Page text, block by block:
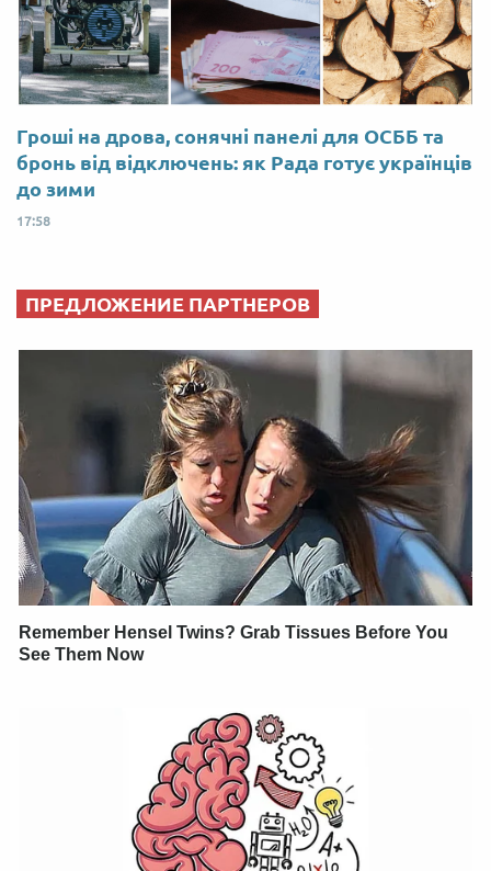
Гроші на дрова, сонячні панелі для ОСББ та
бронь від відключень: як Рада готує українців
до зими
17:58
ПРЕДЛОЖЕНИЕ ПАРТНЕРОВ
Remember Hensel Twins? Grab Tissues Before You
See Them Now